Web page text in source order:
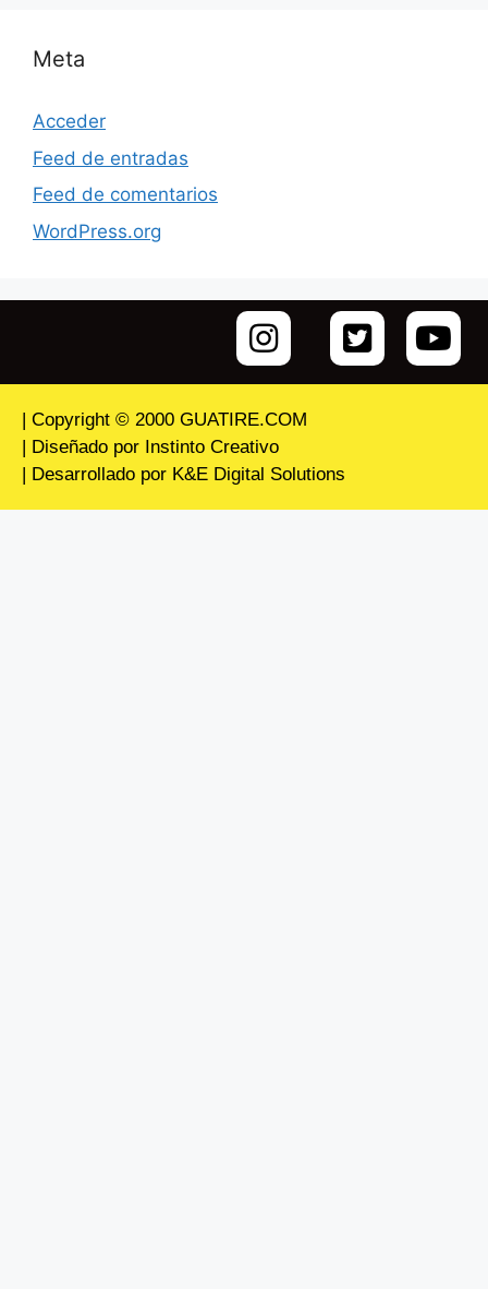
Meta
Acceder
Feed de entradas
Feed de comentarios
WordPress.org
| Copyright © 2000 GUATIRE.COM
| Diseñado por Instinto Creativo
| Desarrollado por K&E Digital Solutions